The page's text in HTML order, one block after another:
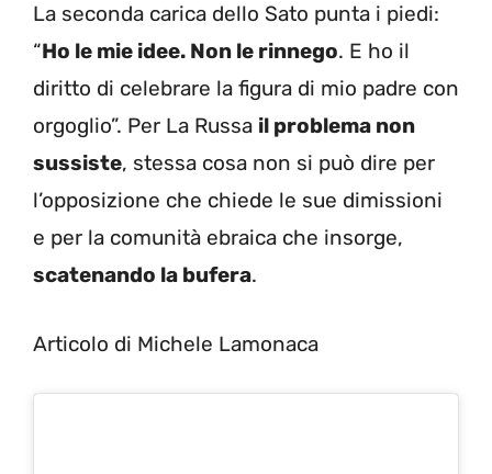
La seconda carica dello Sato punta i piedi:
“Ho le mie idee. Non le rinnego. E ho il
diritto di celebrare la figura di mio padre con
orgoglio”. Per La Russa il problema non
sussiste, stessa cosa non si può dire per
l’opposizione che chiede le sue dimissioni
e per la comunità ebraica che insorge,
scatenando la bufera.
Articolo di Michele Lamonaca